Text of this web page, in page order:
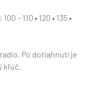
– 110 • 120 • 135 •
Po dotiahnutí je
kľúč.